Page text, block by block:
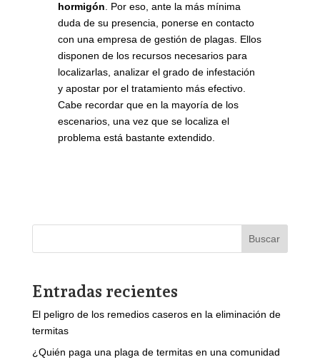
hormigón. Por eso, ante la más mínima
duda de su presencia, ponerse en contacto
con una empresa de gestión de plagas. Ellos
disponen de los recursos necesarios para
localizarlas, analizar el grado de infestación
y apostar por el tratamiento más efectivo.
Cabe recordar que en la mayoría de los
escenarios, una vez que se localiza el
problema está bastante extendido.
Buscar
Entradas recientes
El peligro de los remedios caseros en la eliminación de
termitas
¿Quién paga una plaga de termitas en una comunidad